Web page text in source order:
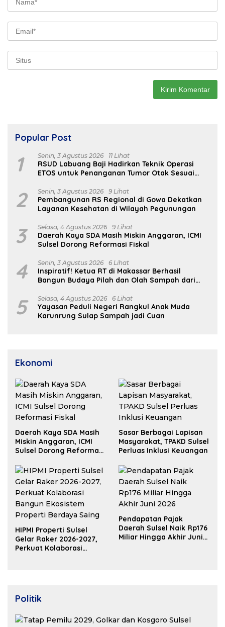
Popular Post
1 Senin, 3 Agustus 2026 11 Lihat
RSUD Labuang Baji Hadirkan Teknik Operasi
ETOS untuk Penanganan Tumor Otak Sesuai
2 Senin, 3 Agustus 2026 9 Lihat
Pembangunan RS Regional di Gowa Dekatkan
Layanan Kesehatan di Wilayah Pegunungan
3 Selasa, 4 Agustus 2026 9 Lihat
Daerah Kaya SDA Masih Miskin Anggaran, ICMI
Sulsel Dorong Reformasi Fiskal
4 Senin, 3 Agustus 2026 6 Lihat
Inspiratif! Ketua RT di Makassar Berhasil
Bangun Budaya Pilah dan Olah Sampah dari
5 Selasa, 4 Agustus 2026 6 Lihat
Yayasan Peduli Negeri Rangkul Anak Muda
Karunrung Sulap Sampah jadi Cuan
Ekonomi
Daerah Kaya SDA Masih
Miskin Anggaran, ICMI
Sulsel Dorong Reformasi
Sasar Berbagai Lapisan
Masyarakat, TPAKD Sulsel
Perluas Inklusi Keuangan
HIPMI Properti Sulsel
Gelar Raker 2026-2027,
Perkuat Kolaborasi
Pendapatan Pajak
Daerah Sulsel Naik Rp176
Miliar Hingga Akhir Juni
Politik